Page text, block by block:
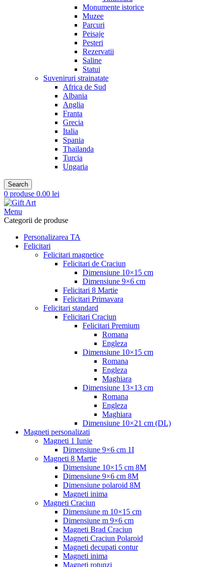
Monumente istorice
Muzee
Parcuri
Peisaje
Pesteri
Rezervatii
Saline
Statui
Suveniruri strainatate
Africa de Sud
Albania
Anglia
Franta
Grecia
Italia
Spania
Thailanda
Turcia
Ungaria
Search
0 produse 0.00 lei
Menu
Categorii de produse
Personalizarea TA
Felicitari
Felicitari magnetice
Felicitari de Craciun
Dimensiune 10×15 cm
Dimensiune 9×6 cm
Felicitari 8 Martie
Felicitari Primavara
Felicitari standard
Felicitari Craciun
Felicitari Premium
Romana
Engleza
Dimensiune 10×15 cm
Romana
Engleza
Maghiara
Dimensiune 13×13 cm
Romana
Engleza
Maghiara
Dimensiune 10×21 cm (DL)
Magneti personalizati
Magneti 1 Iunie
Dimensiune 9×6 cm 1I
Magneti 8 Martie
Dimensiune 10×15 cm 8M
Dimensiune 9×6 cm 8M
Dimensiune polaroid 8M
Magneti inima
Magneti Craciun
Dimensiune m 10×15 cm
Dimensiune m 9×6 cm
Magneti Brad Craciun
Magneti Craciun Polaroid
Magneti decupati contur
Magneti inima
Magneti rotunzi